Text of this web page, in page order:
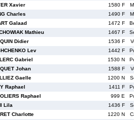
Xavier 1580 F
Charles 1490 F
Galaad 1472 F
Mathieu 1467 F
Didier 1536 F
Lev 1442 F
Gabriel 1530 N
Johan 1588 F
Gaelle 1200 N
Raphael 1411 F
Raphael 999 E
Lila 1436 F
Charlotte 1220 N